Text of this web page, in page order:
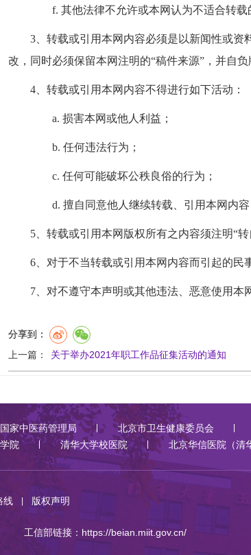
f. 其他法律不允许或本网认为不适合转载
3、转载或引用本网内容必须是以新闻性或资
改，同时必须保留本网注明的“稿件来源”，并自负
4、转载或引用本网内容不得进行如下活动：
a. 损害本网或他人利益；
b. 任何违法行为；
c. 任何可能破坏公秩良俗的行为；
d. 擅自同意他人继续转载、引用本网内容
5、转载或引用本网版权所有之内容须注明“转
6、对于不当转载或引用本网内容而引起的民
7、对不遵守本声明或其他违法、恶意使用本
分享到：
上一篇： 关于举办2021年职工作品征集活动的通知
国家中医药管理局 北京市卫生健康委员会
院 清华大学校医院 北京华信医院（清
线 版权声明
工信部链接： https://beian.miit.gov.cn/